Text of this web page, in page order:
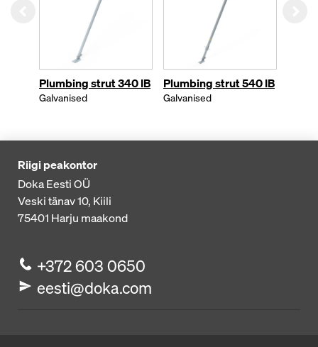
Plumbing strut 340 IB
Galvanised
Plumbing strut 540 IB
Galvanised
Riigi peakontor
Doka Eesti OÜ
Veski tänav 10, Kiili
75401 Harju maakond
+372 603 0650
eesti@doka.com